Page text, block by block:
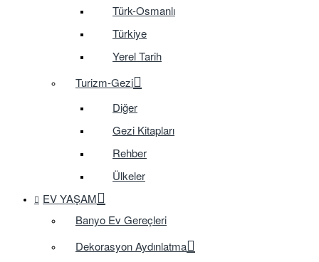
Türk-Osmanlı
Türkiye
Yerel Tarih
Turizm-Gezi
Diğer
Gezi Kitapları
Rehber
Ülkeler
EV YAŞAM
Banyo Ev Gereçleri
Dekorasyon Aydınlatma